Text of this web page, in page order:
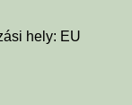
hely: EU